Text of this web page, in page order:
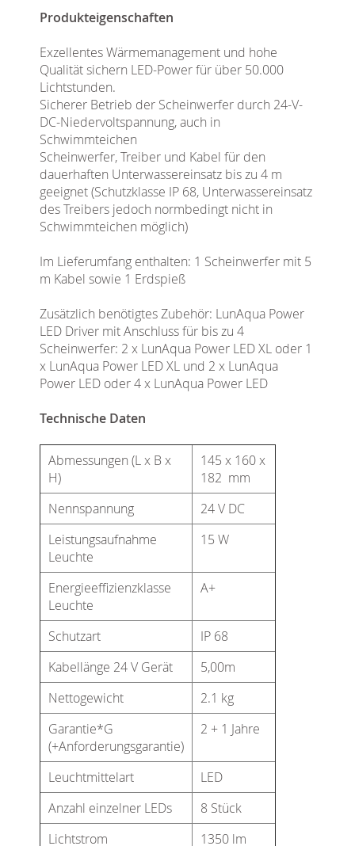
Produkteigenschaften
Exzellentes Wärmemanagement und hohe
Qualität sichern LED-Power für über 50.000
Lichtstunden.
Sicherer Betrieb der Scheinwerfer durch 24-V-
DC-Niedervoltspannung, auch in
Schwimmteichen
Scheinwerfer, Treiber und Kabel für den
dauerhaften Unterwassereinsatz bis zu 4 m
geeignet (Schutzklasse IP 68, Unterwassereinsatz
des Treibers jedoch normbedingt nicht in
Schwimmteichen möglich)
Im Lieferumfang enthalten: 1 Scheinwerfer mit 5
m Kabel sowie 1 Erdspieß
Zusätzlich benötigtes Zubehör: LunAqua Power
LED Driver mit Anschluss für bis zu 4
Scheinwerfer: 2 x LunAqua Power LED XL oder 1
x LunAqua Power LED XL und 2 x LunAqua
Power LED oder 4 x LunAqua Power LED
Technische Daten
Abmessungen (L x B x
H)
145 x 160 x
182 mm
Nennspannung
24 V DC
Leistungsaufnahme
Leuchte
15 W
Energieeffizienzklasse
Leuchte
A+
Schutzart
IP 68
Kabellänge 24 V Gerät
5,00m
Nettogewicht
2.1 kg
Garantie*G
(+Anforderungsgarantie)
2 + 1 Jahre
Leuchtmittelart
LED
Anzahl einzelner LEDs
8 Stück
Lichtstrom
1350 lm